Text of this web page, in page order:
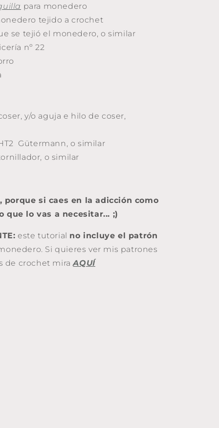
para monedero
tejido a crochet
se tejió el monedero, o similar
nº 22
y/o aguja e hilo de coser,
Gütermann, o similar
o similar
porque si caes en la adicción como
que lo vas a necesitar... ;)
este tutorial no incluye el patrón
Si quieres ver mis patrones
de crochet miraAQUÍ